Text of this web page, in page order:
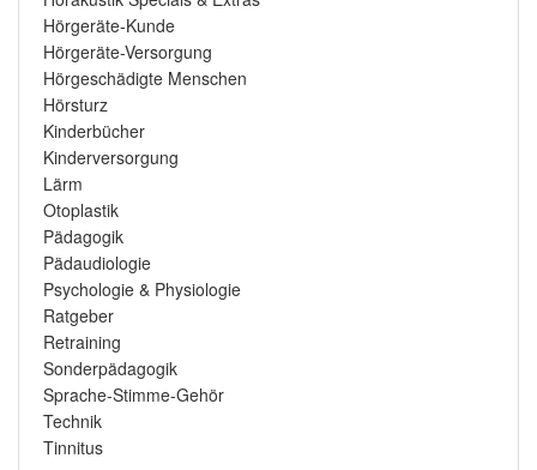
Hörgeräte-Kunde
Hörgeräte-Versorgung
Hörgeschädigte Menschen
Hörsturz
Kinderbücher
Kinderversorgung
Lärm
Otoplastik
Pädagogik
Pädaudiologie
Psychologie & Physiologie
Ratgeber
Retraining
Sonderpädagogik
Sprache-Stimme-Gehör
Technik
Tinnitus